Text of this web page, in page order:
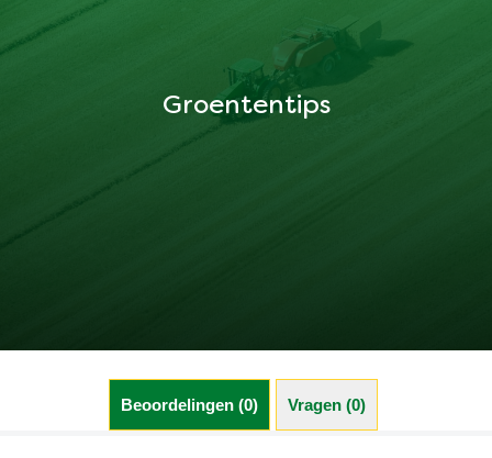
Groententips
Beoordelingen (0) Vragen (0)